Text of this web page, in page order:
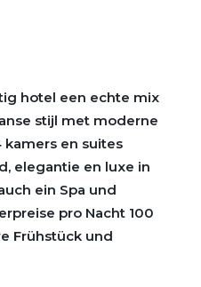
hotel een echte mix
stijl met moderne
kamers en suites
elegantie en luxe in
ein Spa und
pro Nacht 100
Frühstück und